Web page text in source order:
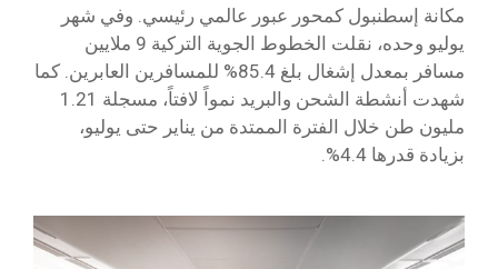
مكانة إسطنبول كمحور عبور عالمي رئيسي. وفي شهر
يوليو وحده، نقلت الخطوط الجوية التركية 9 ملايين
مسافر بمعدل إشغال بلغ 85.4% للمسافرين العابرين. كما
شهدت أنشطة الشحن والبريد نمواً لافتاً، مسجلة 1.21
مليون طن خلال الفترة الممتدة من يناير حتى يوليو،
بزيادة قدرها 4.4%.